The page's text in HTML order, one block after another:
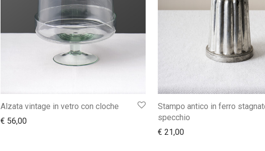
Alzata vintage in vetro con cloche
€ 56,00
Stampo antico in ferro
specchio
€ 21,00